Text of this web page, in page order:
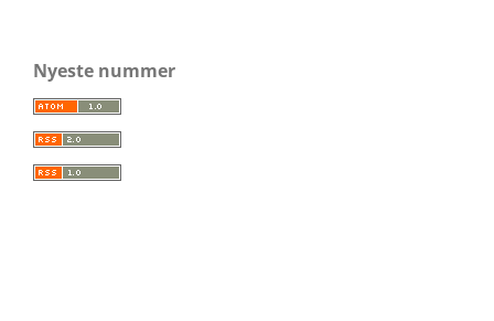
Nyeste nummer